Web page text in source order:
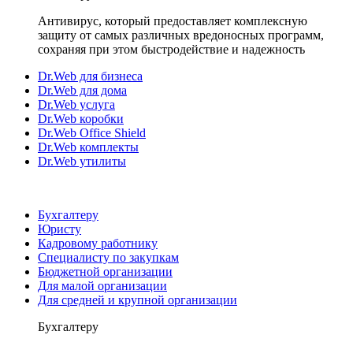
Антивирус, который предоставляет комплексную
защиту от самых различных вредоносных программ,
сохраняя при этом быстродействие и надежность
Dr.Web для бизнеса
Dr.Web для дома
Dr.Web услуга
Dr.Web коробки
Dr.Web Office Shield
Dr.Web комплекты
Dr.Web утилиты
Бухгалтеру
Юристу
Кадровому работнику
Специалисту по закупкам
Бюджетной организации
Для малой организации
Для средней и крупной организации
Бухгалтеру